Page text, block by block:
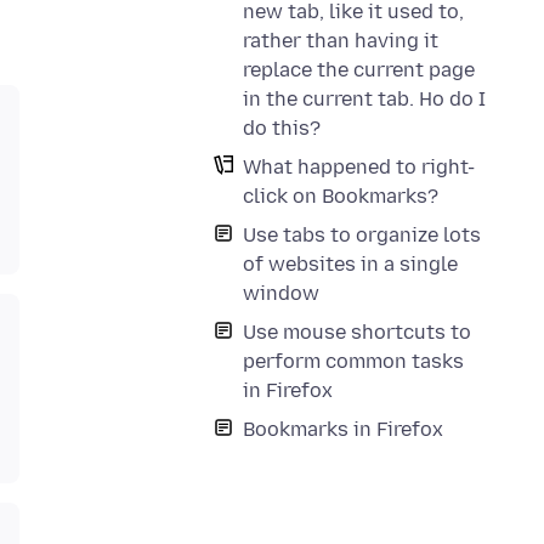
new tab, like it used to,
rather than having it
replace the current page
in the current tab. Ho do I
do this?
What happened to right-
click on Bookmarks?
Use tabs to organize lots
of websites in a single
window
Use mouse shortcuts to
perform common tasks
in Firefox
Bookmarks in Firefox